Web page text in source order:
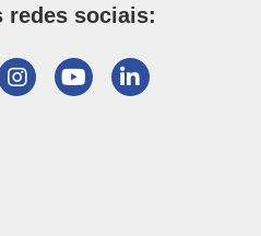
redes sociais: